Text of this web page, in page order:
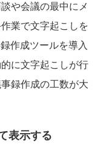
や会議の最中にメ
業で文字起こしを
作成ツールを導入
に文字起こしが行
録作成の工数が大
表示する